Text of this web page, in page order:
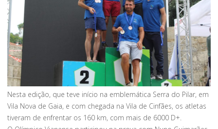
Nesta edição, que teve início na emblemática Serra do Pilar, em
Vila Nova de Gaia, e com chegada na Vila de Cinfães, os atletas
tiveram de enfrentar os 160 km, com mais de 6000 D+.